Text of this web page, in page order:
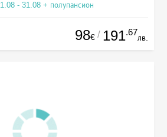
- 31.08 + полупансион
98€ / 191.67
лв.